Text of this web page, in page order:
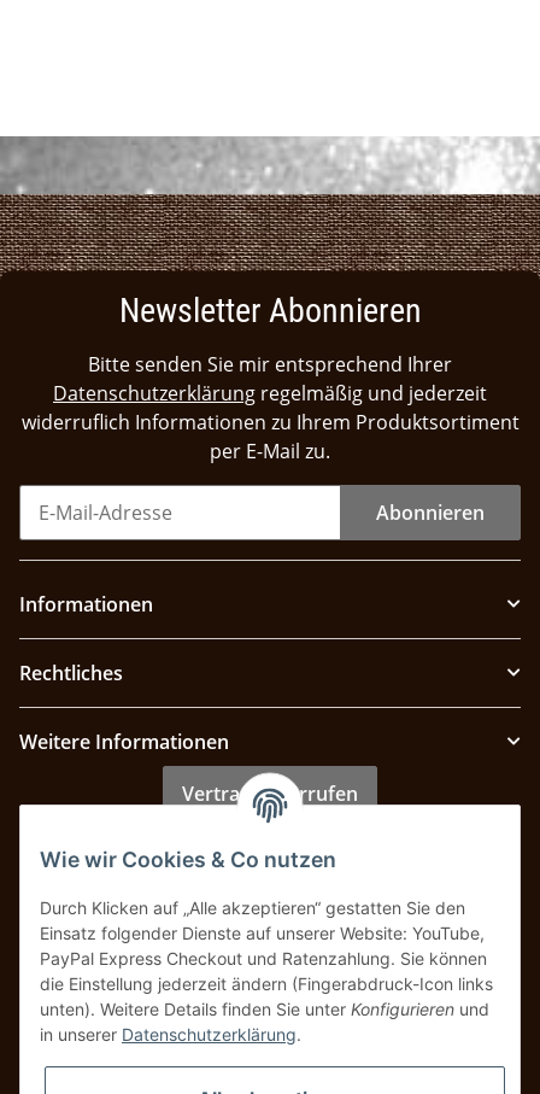
Newsletter Abonnieren
Bitte senden Sie mir entsprechend Ihrer
Datenschutzerklärung regelmäßig und jederzeit
widerruflich Informationen zu Ihrem Produktsortiment
per E-Mail zu.
Abonnieren
Informationen
Rechtliches
Weitere Informationen
Vertrag widerrufen
Zahlung & Versand
Wie wir Cookies & Co nutzen
Durch Klicken auf „Alle akzeptieren“ gestatten Sie den
Einsatz folgender Dienste auf unserer Website: YouTube,
PayPal Express Checkout und Ratenzahlung. Sie können
die Einstellung jederzeit ändern (Fingerabdruck-Icon links
unten). Weitere Details finden Sie unter Konfigurieren und
in unserer Datenschutzerklärung.